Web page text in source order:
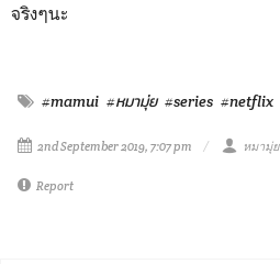
จริงๆนะ
#mamui #หมามุ่ย #series #netflix
2nd September 2019, 7:07 pm หมามุ่ย
Report